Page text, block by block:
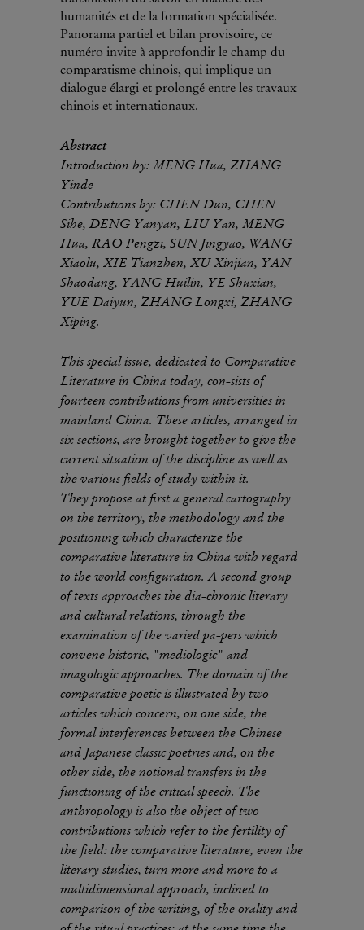
humanités et de la formation spécialisée.
Panorama partiel et bilan provisoire, ce
numéro invite à approfondir le champ du
comparatisme chinois, qui implique un
dialogue élargi et prolongé entre les travaux
chinois et internationaux.
Abstract
Introduction by: MENG Hua, ZHANG
Yinde
Contributions by: CHEN Dun, CHEN
Sihe, DENG Yanyan, LIU Yan, MENG
Hua, RAO Pengzi, SUN Jingyao, WANG
Xiaolu, XIE Tianzhen, XU Xinjian, YAN
Shaodang, YANG Huilin, YE Shuxian,
YUE Daiyun, ZHANG Longxi, ZHANG
Xiping.
This special issue, dedicated to Comparative
Literature in China today, con-sists of
fourteen contributions from universities in
mainland China. These articles, arranged in
six sections, are brought together to give the
current situation of the discipline as well as
the various fields of study within it.
They propose at first a general cartography
on the territory, the methodology and the
positioning which characterize the
comparative literature in China with regard
to the world configuration. A second group
of texts approaches the dia-chronic literary
and cultural relations, through the
examination of the varied pa-pers which
convene historic, "mediologic" and
imagologic approaches. The domain of the
comparative poetic is illustrated by two
articles which concern, on one side, the
formal interferences between the Chinese
and Japanese classic poetries and, on the
other side, the notional transfers in the
functioning of the critical speech. The
anthropology is also the object of two
contributions which refer to the fertility of
the field: the comparative literature, even the
literary studies, turn more and more to a
multidimensional approach, inclined to
comparison of the writing, of the orality and